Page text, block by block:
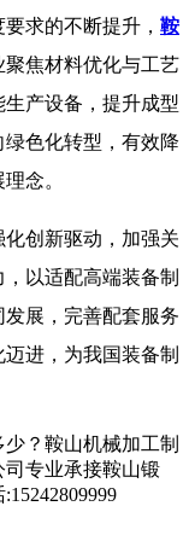
求的不断提升， 鞍
焦材料优化与工艺
生产设备，提升成型
色化转型，有效降
念。
创新驱动，加强关
以适配高端装备制
展，完善配套服务
进，为我国装备制
？鞍山机械加工制
专业承接鞍山锻